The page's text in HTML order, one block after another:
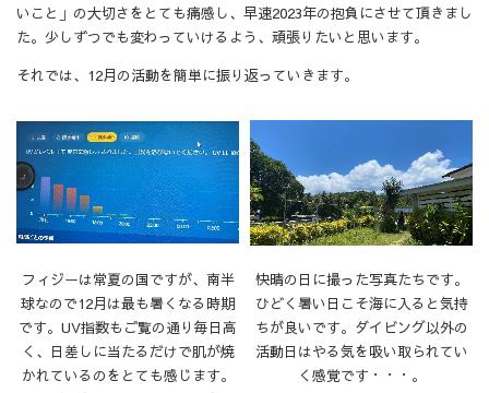
いこと」の大切さをとても痛感し、早速2023年の抱負にさせて頂きまし
た。少しずつでも変わっていけるよう、頑張りたいと思います。
それでは、12月の活動を簡単に振り返っていきます。
フィジーは常夏の国ですが、南半
球なので12月は最も暑くなる時期
です。UV指数もご覧の通り毎日高
く、日差しに当たるだけで肌が焼
かれているのをとても感じます。
快晴の日に撮った写真たちです。
ひどく暑い日こそ海に入ると気持
ちが良いです。ダイビング以外の
活動日はやる気を吸い取られてい
く感覚です・・・。